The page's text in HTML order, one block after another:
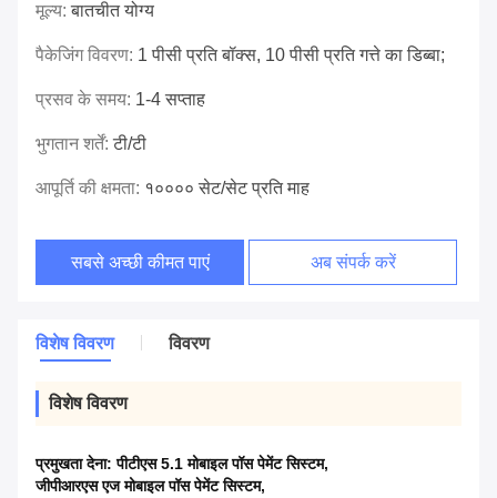
मूल्य:बातचीत योग्य
पैकेजिंग विवरण: 1 पीसी प्रति बॉक्स, 10 पीसी प्रति गत्ते का डिब्बा;
प्रसव के समय: 1-4 सप्ताह
भुगतान शर्तें:टी/टी
आपूर्ति की क्षमता: १०००० सेट/सेट प्रति माह
सबसे अच्छी कीमत पाएं अब संपर्क करें
विशेष विवरण विवरण
विशेष विवरण
प्रमुखता देना:पीटीएस 5.1 मोबाइल पॉस पेमेंट सिस्टम,
जीपीआरएस एज मोबाइल पॉस पेमेंट सिस्टम,